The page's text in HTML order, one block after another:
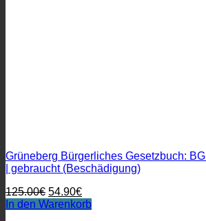
Grüneberg Bürgerliches Gesetzbuch:
| gebraucht (Beschädigung)
125.00€ Ursprünglicher
Preis
54.90€Aktueller
Preis
In den Warenkorb